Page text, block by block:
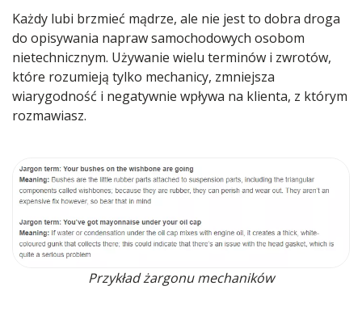
Każdy lubi brzmieć mądrze, ale nie jest to dobra droga
do opisywania napraw samochodowych osobom
nietechnicznym. Używanie wielu terminów i zwrotów,
które rozumieją tylko mechanicy, zmniejsza
wiarygodność i negatywnie wpływa na klienta, z którym
rozmawiasz.
Przykład żargonu mechaników